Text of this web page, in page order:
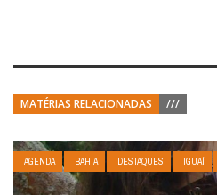
MATÉRIAS RELACIONADAS ///
AGENDA BAHIA DESTAQUES IGUAÍ